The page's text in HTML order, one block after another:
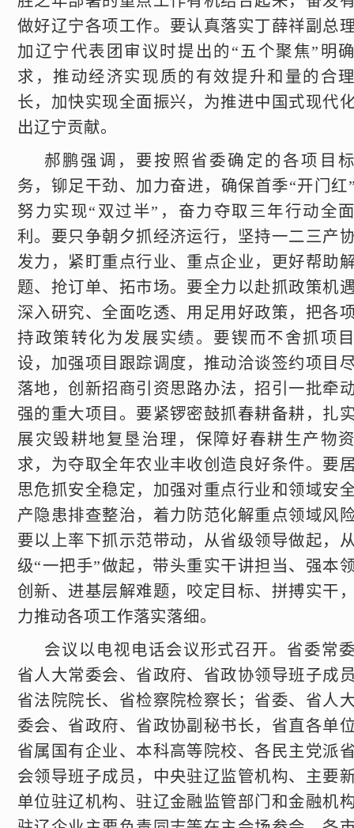
做好辽宁各项工作。要认真落实丁薛祥副总
加辽宁代表团审议时提出的“五个聚焦”明
求，推动经济实现质的有效提升和量的合
长，加快实现全面振兴，为推进中国式现代
出辽宁贡献。
郝鹏强调，要按照省委确定的各项目
务，铆足干劲、加力奋进，确保首季“开门红
努力实现“双过半”，奋力夺取三年行动全
利。要只争朝夕抓经济运行，坚持一二三产
发力，紧盯重点行业、重点企业，更好帮助
题、抢订单、拓市场。要全力以赴抓政策机
深入研究、全面吃透、用足用好政策，把各
持政策转化为发展实绩。要锲而不舍抓项
设，加强项目跟踪调度，推动洽谈签约项目
落地，创新招商引资思路办法，招引一批牵
强的重大项目。要紧锣密鼓抓春耕备耕，扎
展灾毁耕地复垦治理，保障好春耕生产物
求，为夺取全年农业丰收创造良好条件。要
思危抓安全稳定，加强对重点行业和领域安
产隐患排查整治，着力防范化解重点领域风
要以上率下抓示范带动，从省级领导做起，
级“一把手”做起，带头重实干讲担当、强本
创新、进基层解难题，咬定目标、拼搏实干
力推动各项工作落实落细。
会议以电视电话会议形式召开。省委常
省人大常委会、省政府、省政协领导班子成
省法院院长、省检察院检察长；省委、省人
委会、省政府、省政协副秘书长，省直各单
省属国有企业、本科高等院校、各民主党派
会领导班子成员，中央驻辽监管机构、主要
单位驻辽机构、驻辽金融监管部门和金融机